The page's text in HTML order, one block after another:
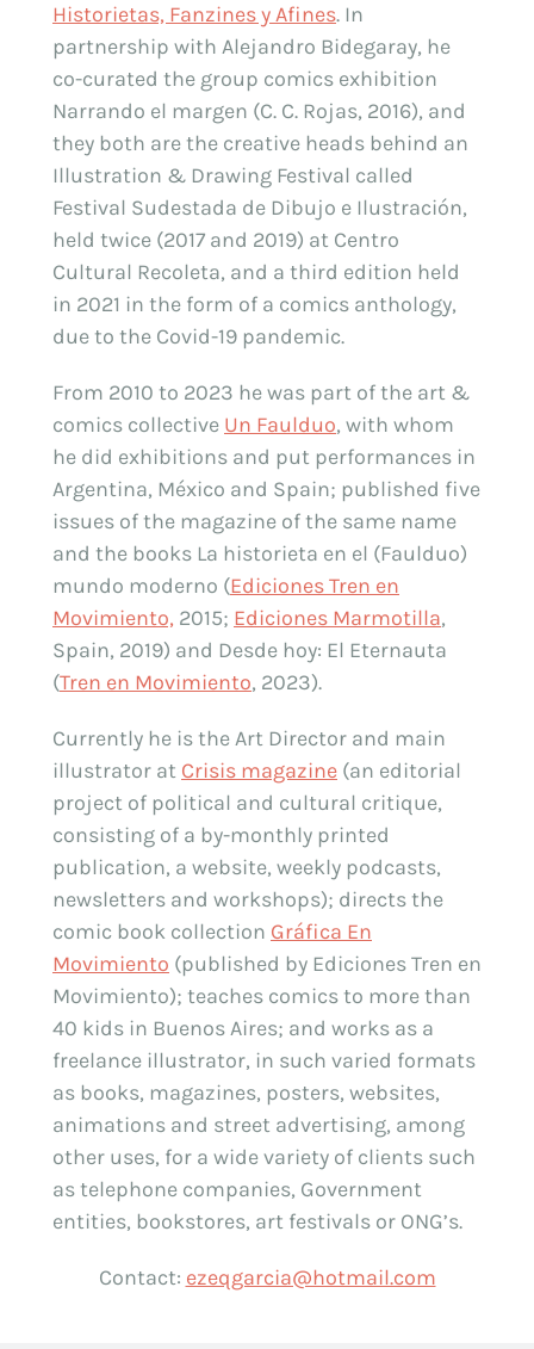
Historietas, Fanzines y Afines. In
partnership with Alejandro Bidegaray, he
co-curated the group comics exhibition
Narrando el margen (C. C. Rojas, 2016), and
they both are the creative heads behind an
Illustration & Drawing Festival called
Festival Sudestada de Dibujo e Ilustración,
held twice (2017 and 2019) at Centro
Cultural Recoleta, and a third edition held
in 2021 in the form of a comics anthology,
due to the Covid-19 pandemic.
From 2010 to 2023 he was part of the art &
comics collective Un Faulduo, with whom
he did exhibitions and put performances in
Argentina, México and Spain; published five
issues of the magazine of the same name
and the books La historieta en el (Faulduo)
mundo moderno (Ediciones Tren en
Movimiento, 2015; Ediciones Marmotilla,
Spain, 2019) and Desde hoy: El Eternauta
(Tren en Movimiento, 2023).
Currently he is the Art Director and main
illustrator at Crisis magazine (an editorial
project of political and cultural critique,
consisting of a by-monthly printed
publication, a website, weekly podcasts,
newsletters and workshops); directs the
comic book collection Gráfica En
Movimiento (published by Ediciones Tren en
Movimiento); teaches comics to more than
40 kids in Buenos Aires; and works as a
freelance illustrator, in such varied formats
as books, magazines, posters, websites,
animations and street advertising, among
other uses, for a wide variety of clients such
as telephone companies, Government
entities, bookstores, art festivals or ONG’s.
Contact: ezeqgarcia@hotmail.com